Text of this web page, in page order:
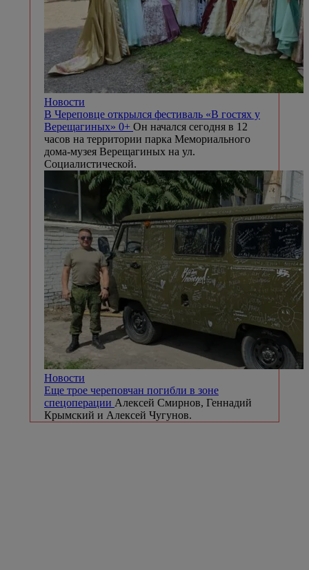
Новости
В Череповце открылся фестиваль «В гостях у
Верещагиных» 0+ Он начался сегодня в 12
часов на территории парка Мемориального
дома-музея Верещагиных на ул.
Социалистической.
Новости
Еще трое череповчан погибли в зоне
спецоперации Алексей Смирнов, Геннадий
Крымский и Алексей Чугунов.